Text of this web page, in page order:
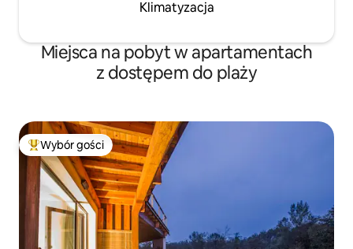
Klimatyzacja
Miejsca na pobyt w apartamentach
z dostępem do plaży
Najpopularniejsze z kategorii Wybór gości
Wybór gości